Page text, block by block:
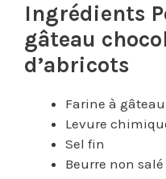
Ingrédients
gâteau
d’abricots
Farine à gâteau
Levure
Sel fin
Beurre non salé